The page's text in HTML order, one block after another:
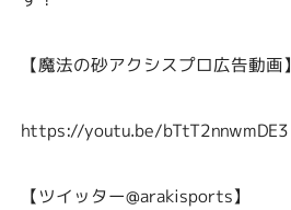
【魔法の砂アクシスプロ広告動画】
https://youtu.be/bTtT2nnwmDE3
【ツイッター@arakisports】